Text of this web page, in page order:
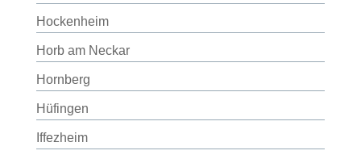
Hockenheim
Horb am Neckar
Hornberg
Hüfingen
Iffezheim